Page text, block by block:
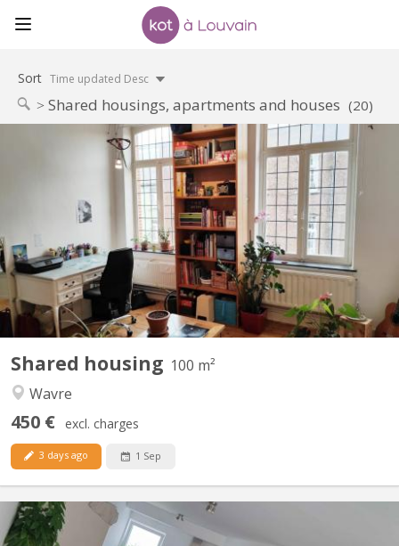
Sort Time updated Desc
Shared housings, apartments and houses (20)
Shared housing 100 m²
Wavre
450 € excl. charges
3 days ago 1 Sep
KV 1374
2 nice rooms + - 20m2 to rent (2 other rooms already rented)
only for students in a building occupied during the day by 2
physiotherapists on the ground floor. Advertisement on line =
room still available Renting period till 30/08/2025 Wooden floors,
very bright rooms. Interior courtyard,...